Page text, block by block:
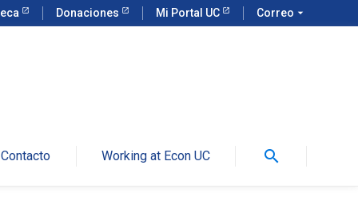
Donaciones Mi Portal UC Correo arrow_drop_down
Contacto Working at Econ UC search